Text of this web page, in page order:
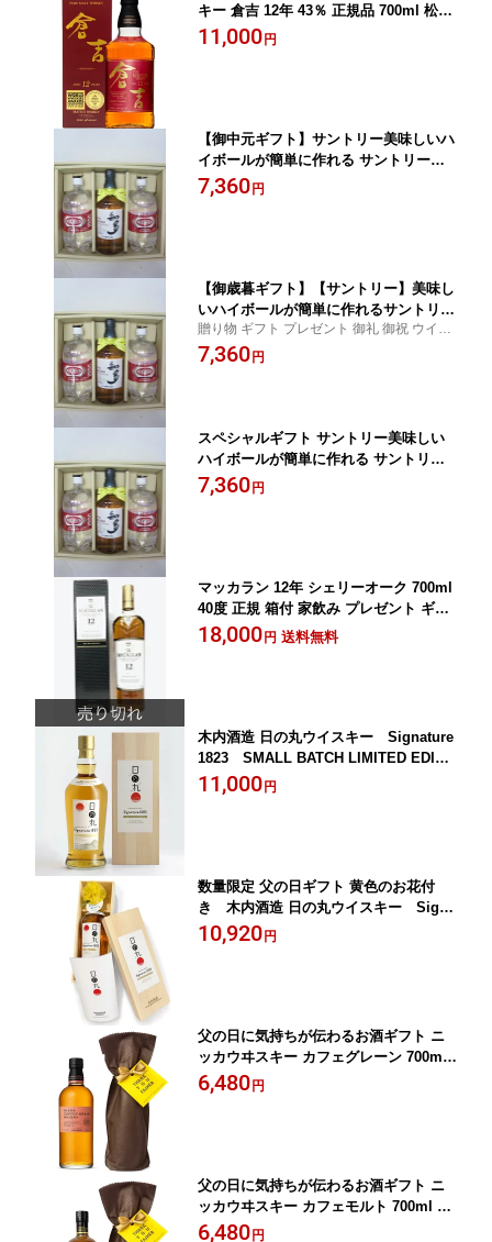
キー 倉吉 12年 43％ 正規品 700ml 松井
酒造 父の日 贈り物 ギフト対応 プレ
ゼン トウイスキー
11,000円
【御中元ギフト】サントリー美味しいハ
イボールが簡単に作れる サントリー知
多 ハイボールギフト セット 贈り物 プ
レゼント 家飲み 御礼 御祝
7,360円
【御歳暮ギフト】【サントリー】美味し
いハイボールが簡単に作れるサントリー
知多ハイボールギフトセット
贈り物 ギフト プレゼント 御礼 御祝 ウイス
キー 知多
7,360円
スペシャルギフト サントリー美味しい
ハイボールが簡単に作れる サントリー
知多 ハイボールギフトセット写真のリ
ボン・シール・ラッピングはついていま
7,360円
マッカラン 12年 シェリーオーク 700ml
40度 正規 箱付 家飲み プレゼント ギフ
ト 御中元 御歳暮 御礼 母の日 父の日 お
酒 ウイスキー
18,000円 送料無料
木内酒造 日の丸ウイスキー Signature
1823 SMALL BATCH LIMITED EDITI
ON 木箱付き 700ml 48度 父の日 贈り物
プレゼント ウイスキー 日の丸 モルトウ
11,000円
数量限定 父の日ギフト 黄色のお花付
き 木内酒造 日の丸ウイスキー Signa
ture 1823 SMALL BATCH LIMITED E
DITION 木箱付き 700ml 48度 父の日 贈
10,920円
父の日に気持ちが伝わるお酒ギフト ニ
ッカウヰスキー カフェグレーン 700ml
父の日 ギフト お酒 ウイスキー プレゼ
ント贈り物
6,480円
父の日に気持ちが伝わるお酒ギフト ニ
ッカウヰスキー カフェモルト 700ml 45
度 ギフト プレゼント ウイスキー
6,480円